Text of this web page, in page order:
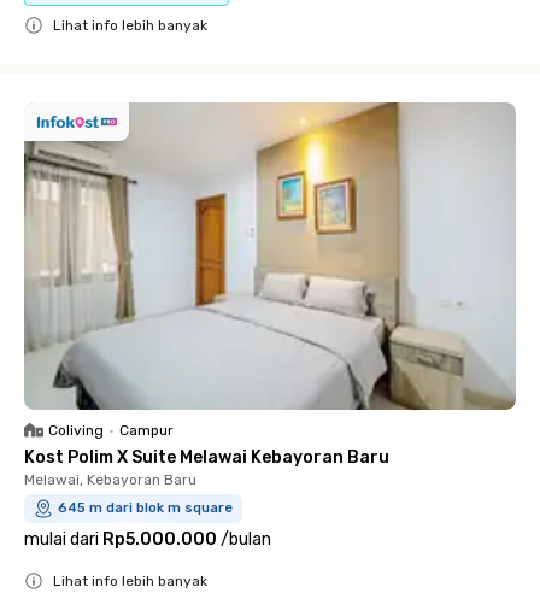
Lihat info lebih banyak
Coliving • Campur
Kost Polim X Suite Melawai Kebayoran Baru
Melawai, Kebayoran Baru
645 m dari blok m square
mulai dari Rp5.000.000 /bulan
Lihat info lebih banyak